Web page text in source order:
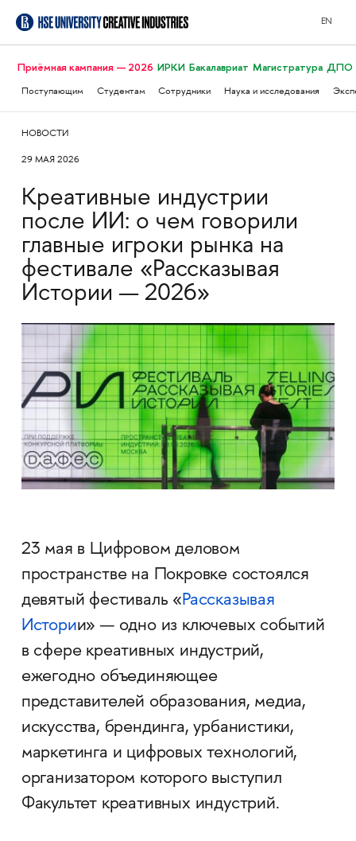
EN
Приёмная кампания — 2026 ИРКИ Бакалавриат Магистратура ДПО
Поступающим Студентам Сотрудники Наука и исследования
НОВОСТИ
29 МАЯ 2026
Креативные индустрии
после ИИ: о чем говорили
главные игроки рынка на
фестивале «Рассказывая
Истории — 2026»
23 мая в Цифровом деловом
пространстве на Покровке состоялся
девятый фестиваль «Рассказывая
Истории» — одно из ключевых событий
в сфере креативных индустрий,
ежегодно объединяющее
представителей образования, медиа,
искусства, брендинга, урбанистики,
маркетинга и цифровых технологий,
организатором которого выступил
Факультет креативных индустрий.